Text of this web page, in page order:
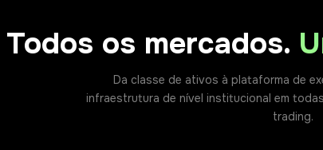
Todos os mercados.
Da classe de ativos à plataforma de
infraestrutura de nível institucional em
trading.